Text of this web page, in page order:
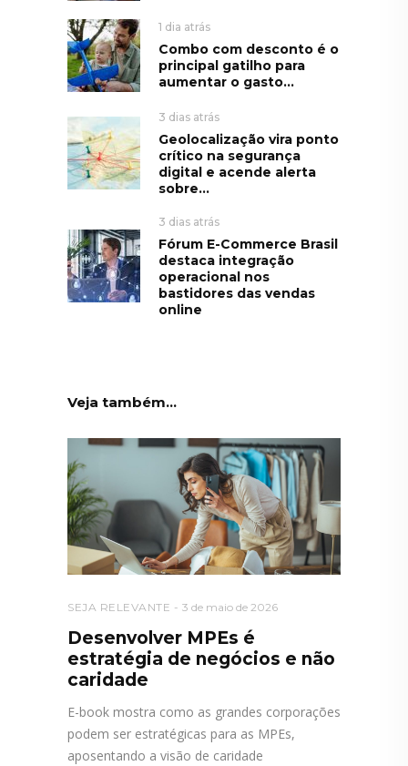
1 dia atrás
Combo com desconto é o
principal gatilho para
aumentar o gasto...
3 dias atrás
Geolocalização vira ponto
crítico na segurança
digital e acende alerta
sobre...
3 dias atrás
Fórum E-Commerce Brasil
destaca integração
operacional nos
bastidores das vendas
online
Veja também...
SEJA RELEVANTE 3 de maio de 2026
Desenvolver MPEs é
estratégia de negócios e não
caridade
E-book mostra como as grandes corporações
podem ser estratégicas para as MPEs,
aposentando a visão de caridade